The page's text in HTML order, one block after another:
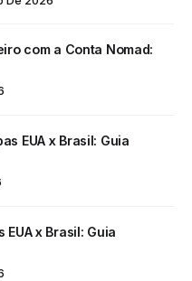
com a Conta Nomad:
EUA x Brasil: Guia
EUA x Brasil: Guia